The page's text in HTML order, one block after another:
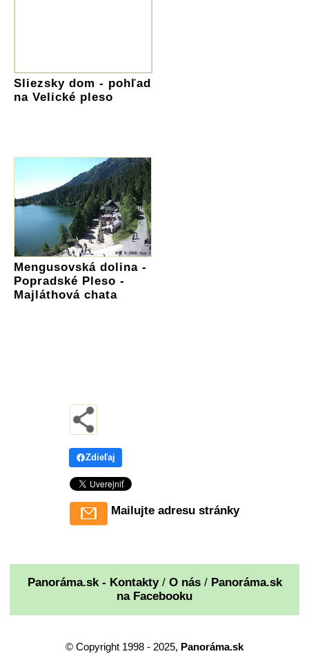
Sliezsky dom - pohľad
na Velické pleso
Mengusovská dolina -
Popradské Pleso -
Majláthová chata
Zdieľaj
Mailujte adresu stránky
Panoráma.sk - Kontakty/ O nás/ Panoráma.sk
na Facebooku
© Copyright 1998 - 2025, Panoráma.sk